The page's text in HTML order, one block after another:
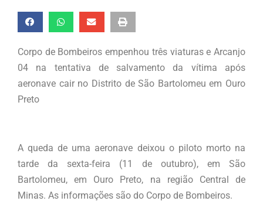
Corpo de Bombeiros empenhou três viaturas e Arcanjo
04 na tentativa de salvamento da vítima após
aeronave cair no Distrito de São Bartolomeu em Ouro
Preto
A queda de uma aeronave deixou o piloto morto na
tarde da sexta-feira (11 de outubro), em São
Bartolomeu, em Ouro Preto, na região Central de
Minas. As informações são do Corpo de Bombeiros.